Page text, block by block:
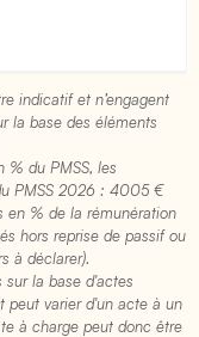
indicatif et n’engagent
la base des éléments
% du PMSS, les
PMSS 2026 : 4005 €​
en % de la rémunération
hors reprise de passif ou
à déclarer).
sur la base d'actes
peut varier d'un acte à un
à charge peut donc être